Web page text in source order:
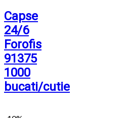
Capse
24/6
Forofis
91375
1000
bucati/cutie